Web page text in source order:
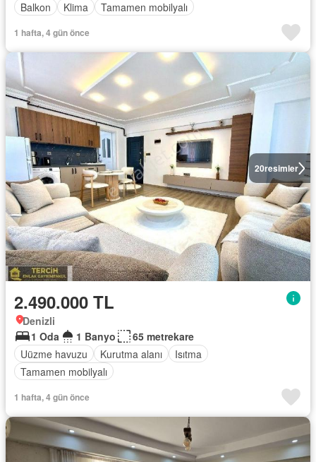
Balkon
Klima Tamamen mobilyalı
1 hafta, 4 gün önce
20resimler
2.490.000 TL
Denizli
1 Oda
1 Banyo
65 metrekare
Uüzme havuzu
Kurutma alanı
Isıtma
Tamamen mobilyalı
1 hafta, 4 gün önce